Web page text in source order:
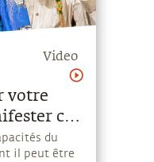
Video
votre
ce
du
il peut être